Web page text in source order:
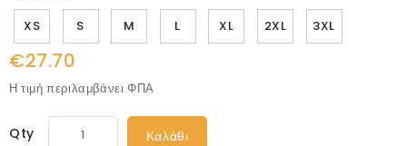
XS
S M L XL 2XL 3XL
€27.70
Η τιμή περιλαμβάνει ΦΠΑ
Qty Καλάθι